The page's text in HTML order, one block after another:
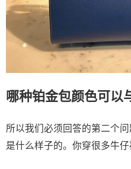
哪种铂金包颜色可以
所以我们必须回答的第二个
是什么样子的。你穿很多牛仔